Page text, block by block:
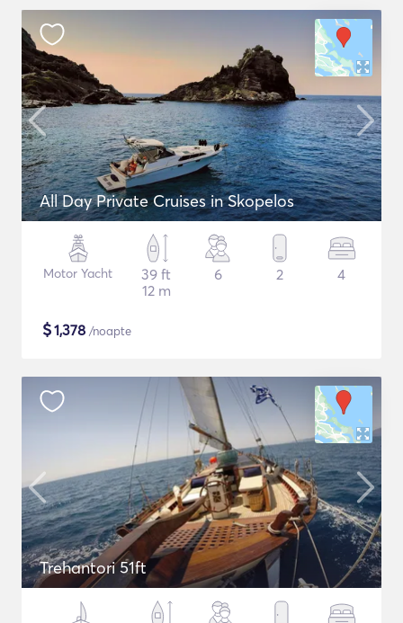
All Day Private Cruises in Skopelos
Motor Yacht
39 ft
12 m
6 2 4
$1,378 /noapte
Trehantori 51ft